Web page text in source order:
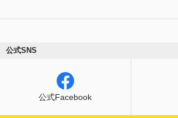
公式SNS
公式Facebook